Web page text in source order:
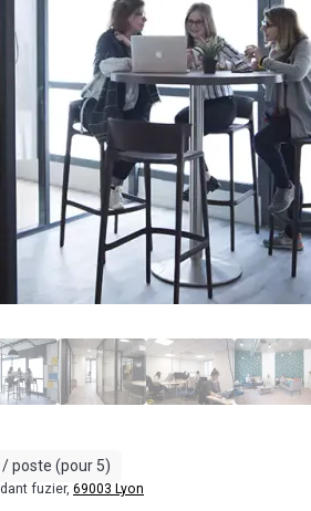
poste (pour 5)
fuzier, 69003 Lyon